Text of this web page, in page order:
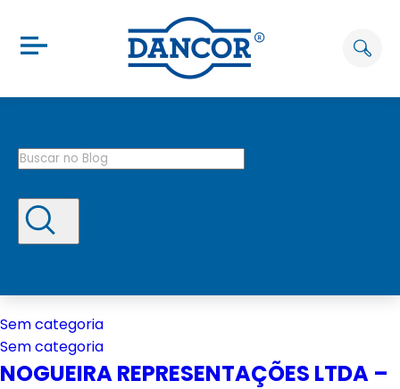
Sem categoria
Sem categoria
NOGUEIRA REPRESENTAÇÕES LTDA –